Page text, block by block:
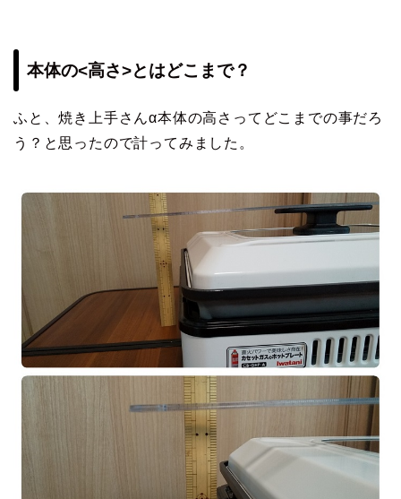
本体の<高さ>とはどこまで？
ふと、焼き上手さんα本体の高さってどこまでの事だろ
う？と思ったので計ってみました。